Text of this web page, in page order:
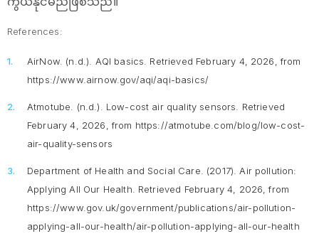
References:
AirNow. (n.d.). AQI basics . Retrieved February 4, 2026, from
https://www.airnow.gov/aqi/aqi-basics/
Atmotube. (n.d.). Low-cost air quality sensors . Retrieved
February 4, 2026, from https://atmotube.com/blog/low-cost-
air-quality-sensors
Department of Health and Social Care. (2017). Air pollution:
Applying All Our Health . Retrieved February 4, 2026, from
https://www.gov.uk/government/publications/air-pollution-
applying-all-our-health/air-pollution-applying-all-our-health